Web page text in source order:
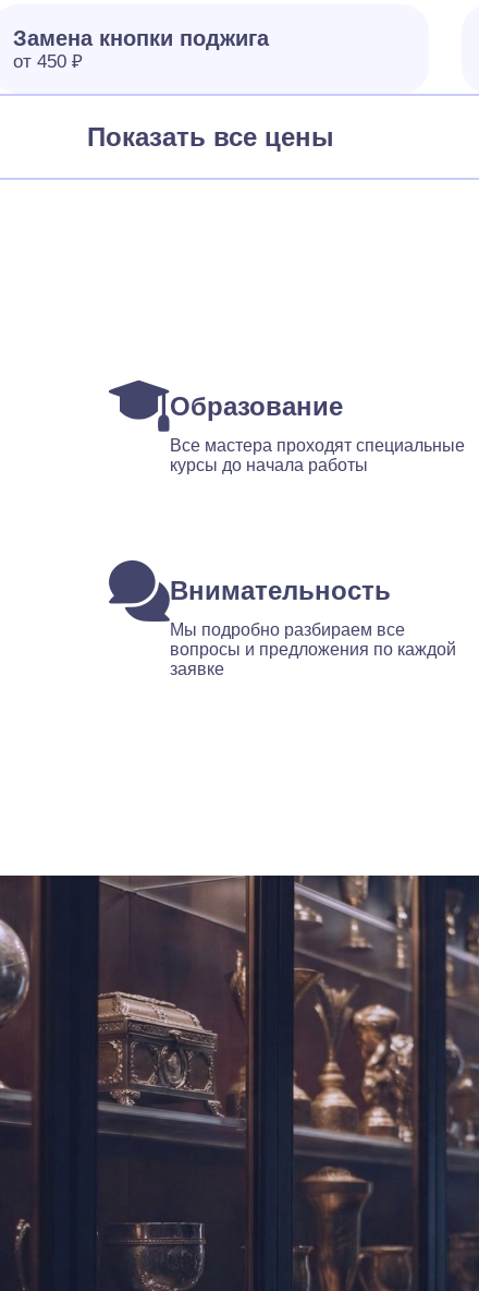
Замена кнопки поджига
от 450 ₽
Показать все цены
Образование
Все мастера проходят специальные
курсы до начала работы
Внимательность
Мы подробно разбираем все
вопросы и предложения по каждой
заявке